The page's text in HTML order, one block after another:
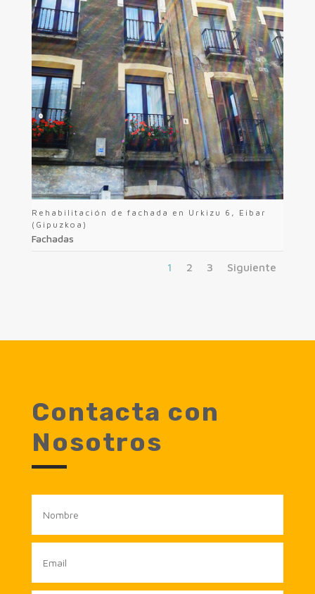
Rehabilitación de fachada en Urkizu 6, Eibar
(Gipuzkoa)
Fachadas
1 2 3 Siguiente
Contacta con
Nosotros